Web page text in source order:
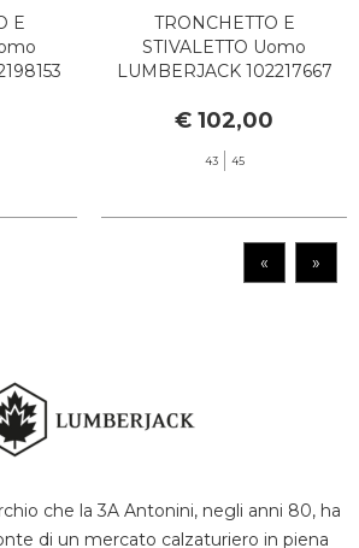
E
TRONCHETTO E
STIVALETTO Uomo
LUMBERJACK 102217667
€ 102,00
43 45
« »
che la 3A Antonini, negli anni 80, ha
di un mercato calzaturiero in piena